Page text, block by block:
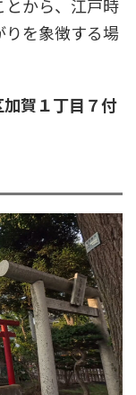
から、江戸時
を象徴する場
賀１丁目７付